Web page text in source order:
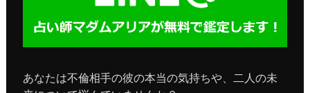
あなたは不倫相手の彼の本当の気持ちや、二人の未